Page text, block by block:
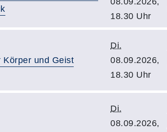
18.30 Uhr
Körper und Geist
Di.
08.09.2026,
18.30 Uhr
Di.
08.09.2026,